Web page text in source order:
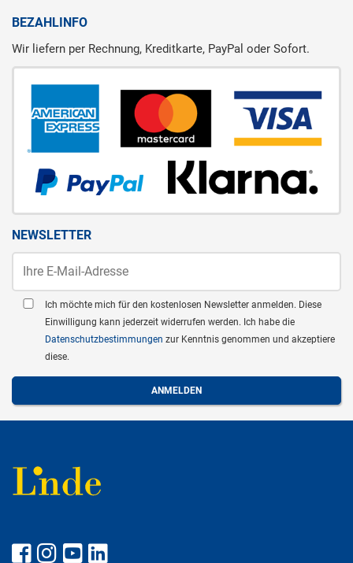
BEZAHLINFO
Wir liefern per Rechnung, Kreditkarte, PayPal oder Sofort.
NEWSLETTER
Ich möchte mich für den kostenlosen Newsletter anmelden. Diese
Einwilligung kann jederzeit widerrufen werden. Ich habe die
Datenschutzbestimmungen zur Kenntnis genommen und akzeptiere
diese.